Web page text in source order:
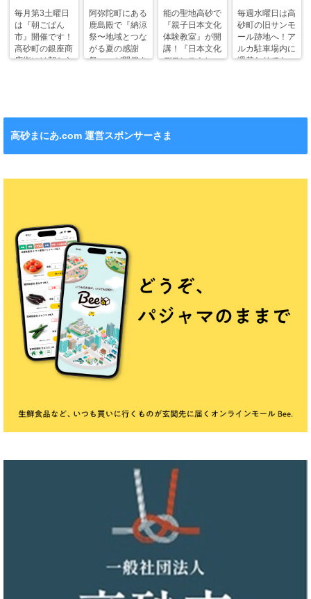
毎月第3土曜日
は『朝ごぱん
市』開催です！
高砂町の銀座商
店街には朝から
阿弥陀町にある
鹿島殿で『納涼
祭〜地域とつな
がる夏の感謝
祭〜』が開催さ
能の聖地高砂で
『親子日本文化
体験教室』が開
講！『日本文化
デモンストレー
毎週水曜日は高
砂町の旧サンモ
ール跡地へ！ア
ルカ駐車場内に
週替わりでキッ
高砂まにあ.com 運営スポンサーさま